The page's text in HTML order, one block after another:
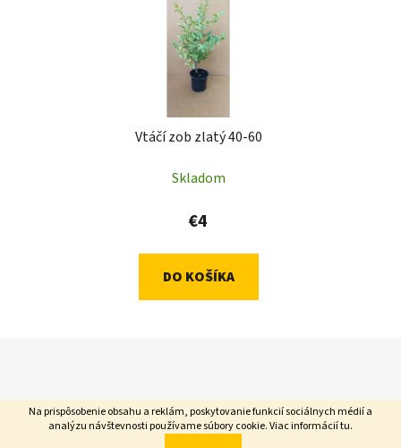
Na prispôsobenie obsahu a reklám, poskytovanie funkcií sociálnych médií a
analýzu návštevnosti používame súbory cookie. Viac informáciítu.
Vtáčí zob zlatý 40-60
Skladom
€4
DO KOŠÍKA
p